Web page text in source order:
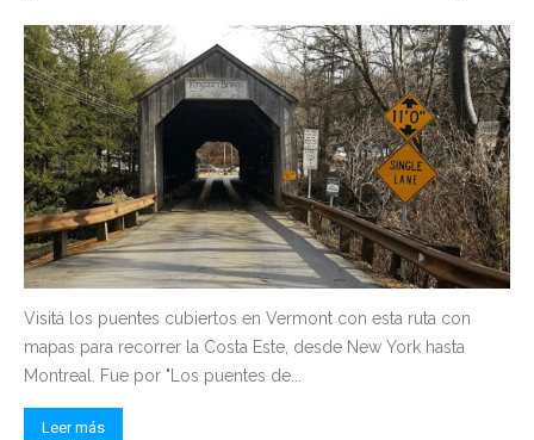
Visitá los puentes cubiertos en Vermont con esta ruta con
mapas para recorrer la Costa Este, desde New York hasta
Montreal. Fue por "Los puentes de...
Leer más